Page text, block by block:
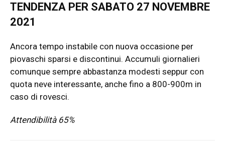
TENDENZA PER SABATO 27 NOVEMBRE
2021
Ancora tempo instabile con nuova occasione per
piovaschi sparsi e discontinui. Accumuli giornalieri
comunque sempre abbastanza modesti seppur con
quota neve interessante, anche fino a 800-900m in
caso di rovesci.
Attendibilità 65%